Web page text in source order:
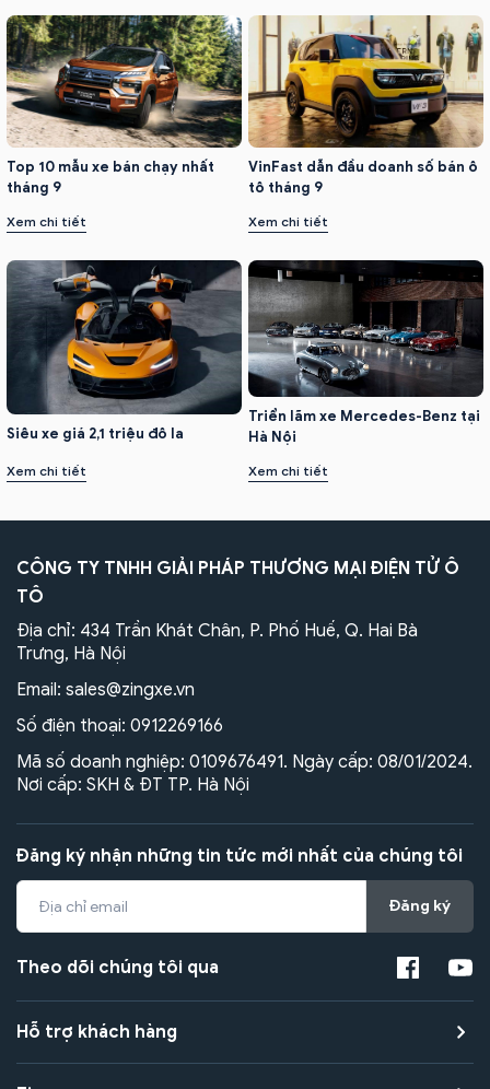
Top 10 mẫu xe bán chạy nhất
tháng 9
Xem chi tiết
VinFast dẫn đầu doanh số bán ô
tô tháng 9
Xem chi tiết
Siêu xe giá 2,1 triệu đô la
Xem chi tiết
Triển lãm xe Mercedes-Benz tại
Hà Nội
Xem chi tiết
CÔNG TY TNHH GIẢI PHÁP THƯƠNG MẠI ĐIỆN TỬ Ô
TÔ
Địa chỉ: 434 Trần Khát Chân, P. Phố Huế, Q. Hai Bà
Trưng, Hà Nội
Email: sales@zingxe.vn
Số điện thoại: 0912269166
Mã số doanh nghiệp: 0109676491. Ngày cấp: 08/01/2024.
Nơi cấp: SKH & ĐT TP. Hà Nội
Đăng ký nhận những tin tức mới nhất của chúng tôi
Đăng ký
Theo dõi chúng tôi qua
Hỗ trợ khách hàng